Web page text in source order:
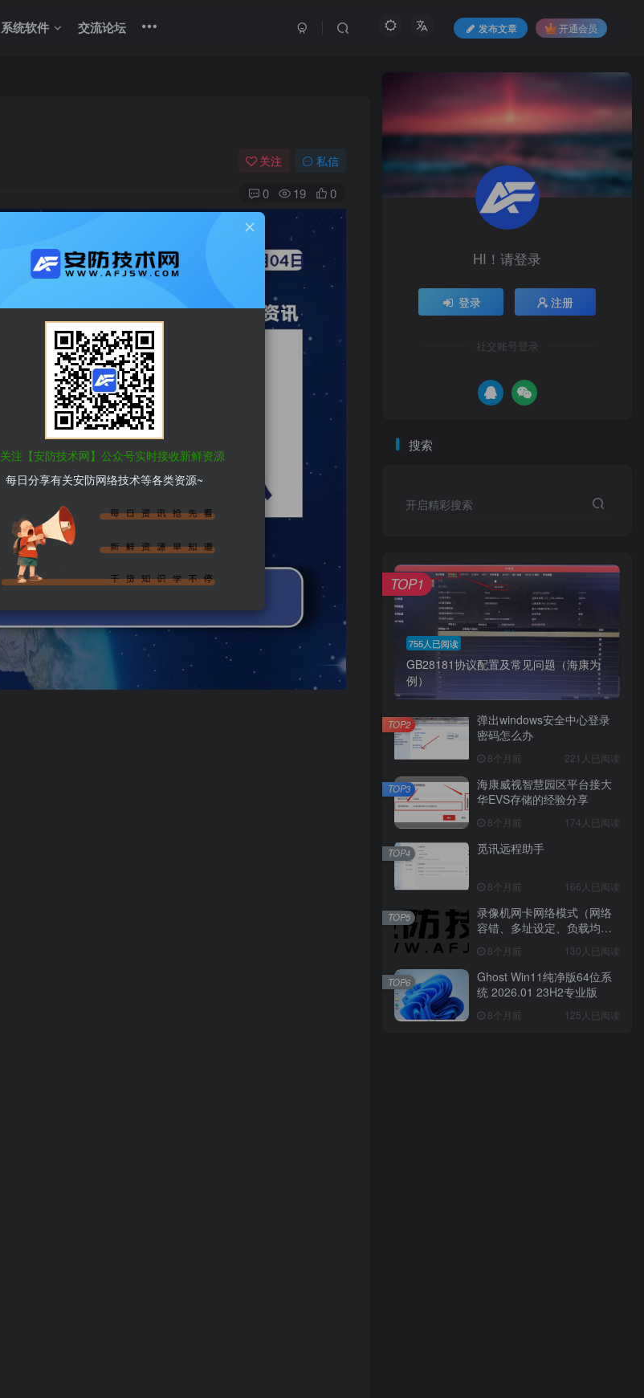
系统软件 交流论坛 发布文章 开通会员
关注 私信
0 19 0
HI！请登录
登录 注册
社交账号登录
搜索
开启精彩搜索
755人已阅读
GB28181协议配置及常见问题（海康为
例）
TOP1
弹出windows安全中心登录
密码怎么办
8个月前 221人已阅读
TOP2
海康威视智慧园区平台接大
华EVS存储的经验分享
8个月前 174人已阅读
TOP3
觅讯远程助手
8个月前 166人已阅读
TOP4
录像机网卡网络模式（网络
容错、多址设定、负载均
8个月前 130人已阅读
TOP5
Ghost Win11纯净版64位系
统 2026.01 23H2专业版
8个月前 125人已阅读
TOP6
HI！请登录
登录 注册
社交账号登录
搜索
开启精彩搜索
755人已阅读
GB28181协议配置及常见问题（海康为
例）
TOP1
弹出windows安全中心登录
密码怎么办
8个月前 221人已阅读
TOP2
海康威视智慧园区平台接大
华EVS存储的经验分享
8个月前 174人已阅读
TOP3
觅讯远程助手
8个月前 166人已阅读
TOP4
录像机网卡网络模式（网络
容错、多址设定、负载均
8个月前 130人已阅读
TOP5
Ghost Win11纯净版64位系
统 2026.01 23H2专业版
8个月前 125人已阅读
TOP6
关注【安防技术网】公众号实时接收新鲜资源
每日分享有关安防网络技术等各类资源~